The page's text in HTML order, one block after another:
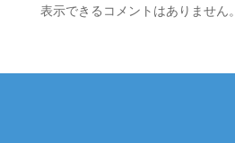
表示できるコメントはありません。